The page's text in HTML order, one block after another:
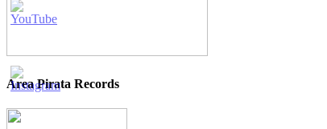
Area Pirata Records